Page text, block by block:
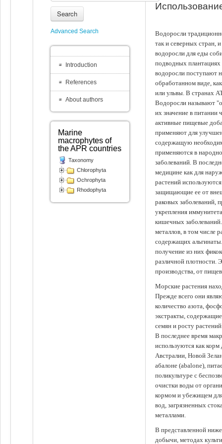
Водоросли
так и северных стран,
водоросли для еды
подводных
водоросли поступают
обработанном виде,
или ульвы. В странах
Водоросли называют
их значение в питании
активные пищевые
применяют для
содержащую
применяются в
заболеваний. В
медицине как для
растений
защищающие ее от
раковых заболеваний,
укрепления
кишечных
металлов, в том числе
содержащих
получение из них
различной плотности.
производства, от
Морские растения
Прежде всего они
количество азота,
экстракты,
семян и росту
В последнее время
используются как
Австралии, Новой
абалоне (abalone),
поликультуре с
очистки воды от
кормом и убежищем
вод, загрязненных
металлами.
В представленной
добычи, методах
Search
Advanced Search
Introduction
References
About authors
Marine
macrophytes of
the APR countries
Taxonomy
Chlorophyta
Ochrophyta
Rhodophyta